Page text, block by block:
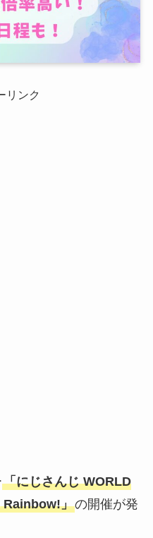
リンク
「にじさんじ WORLD
Rainbow!」の開催が発